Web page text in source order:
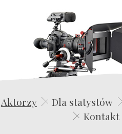
Aktorzy Dla statystów
Kontakt